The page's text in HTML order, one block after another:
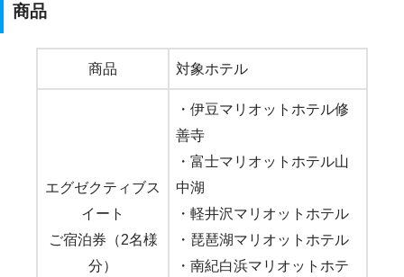
商品
商品 対象ホテル
エグゼクティブス
イート
ご宿泊券（2名様
分）
・伊豆マリオットホテル修
善寺
・富士マリオットホテル山
中湖
・軽井沢マリオットホテル
・琵琶湖マリオットホテル
・南紀白浜マリオットホテ